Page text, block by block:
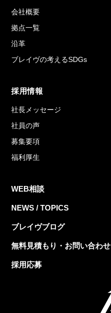
会社概要
拠点一覧
沿革
ブレイヴの考えるSDGs
採用情報
社長メッセージ
社員の声
募集要項
福利厚生
WEB相談
NEWS / TOPICS
ブレイヴブログ
無料見積もり・お問い合わせ
採用応募